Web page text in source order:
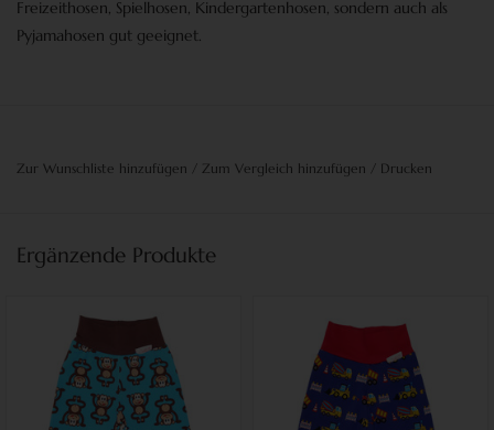
Freizeithosen, Spielhosen, Kindergartenhosen, sondern auch als
Pyjamahosen gut geeignet.
Zur Wunschliste hinzufügen Zum Vergleich hinzufügen Drucken
Ergänzende Produkte